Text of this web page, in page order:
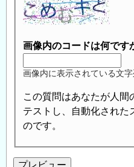
画像内のコードは何です
画像内に表示されている文
この質問はあなたが人間
テストし、自動化された
のです。